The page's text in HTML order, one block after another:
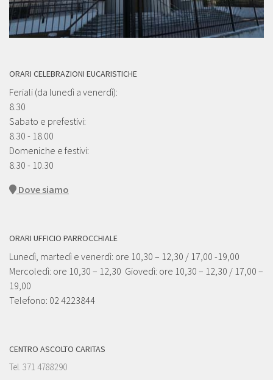
ORARI CELEBRAZIONI EUCARISTICHE
Feriali (da lunedì a venerdì):
8.30
Sabato e prefestivi:
8.30 - 18.00
Domeniche e festivi:
8.30 - 10.30
Dove siamo
ORARI UFFICIO PARROCCHIALE
Lunedì, martedì e venerdì: ore 10,30 – 12,30 / 17,00 -19,00
Mercoledì: ore 10,30 – 12,30 Giovedì: ore 10,30 – 12,30 / 17,00 –
19,00
Telefono: 02 4223844
CENTRO ASCOLTO CARITAS
Tel. 371 4788290